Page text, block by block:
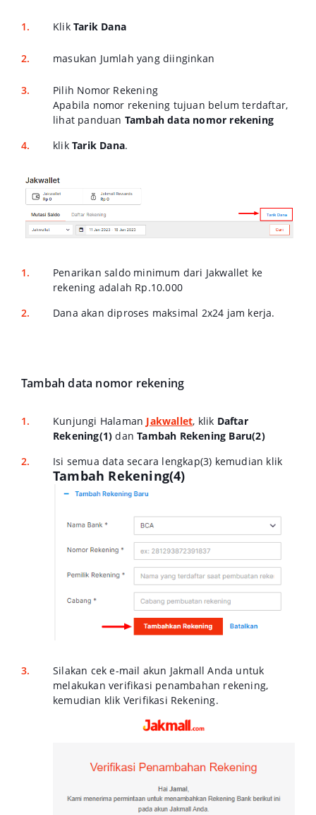
Klik Tarik Dana
masukan Jumlah yang diinginkan
Pilih Nomor Rekening
Apabila nomor rekening tujuan belum terdaftar,
lihat panduan Tambah data nomor rekening
klik Tarik Dana.
Penarikan saldo minimum dari Jakwallet ke
rekening adalah Rp.10.000
Dana akan diproses maksimal 2x24 jam kerja.
Tambah data nomor rekening
Kunjungi Halaman Jakwallet, klik Daftar
Rekening(1) danTambah Rekening Baru(2)
Isi semua data secara lengkap(3) kemudian klik
Tambah Rekening(4)
Silakan cek e-mail akun Jakmall Anda untuk
melakukan verifikasi penambahan rekening,
kemudian klik Verifikasi Rekening.